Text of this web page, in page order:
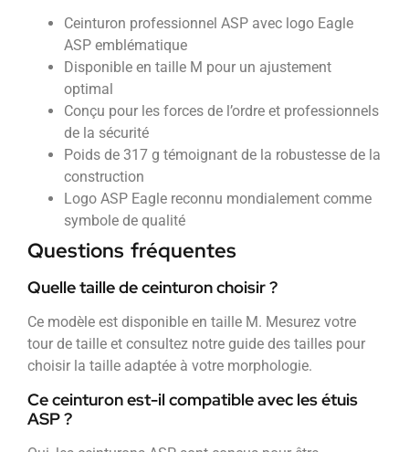
Ceinturon professionnel ASP avec logo Eagle
ASP emblématique
Disponible en taille M pour un ajustement
optimal
Conçu pour les forces de l’ordre et professionnels
de la sécurité
Poids de 317 g témoignant de la robustesse de la
construction
Logo ASP Eagle reconnu mondialement comme
symbole de qualité
Questions fréquentes
Quelle taille de ceinturon choisir ?
Ce modèle est disponible en taille M. Mesurez votre
tour de taille et consultez notre guide des tailles pour
choisir la taille adaptée à votre morphologie.
Ce ceinturon est-il compatible avec les étuis
ASP ?